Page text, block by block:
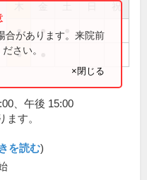
祝
● ●
●
合があります。来院前
さい。
×閉じる
、午後 15:00
ます。
を読む)